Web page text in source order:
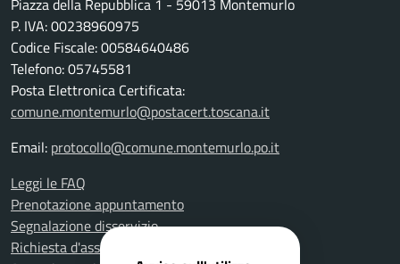
Piazza della Repubblica 1 - 59013 Montemurlo
P. IVA: 00238960975
Codice Fiscale: 00584640486
Telefono: 05745581
Posta Elettronica Certificata:
comune.montemurlo@postacert.toscana.it
Email: protocollo@comune.montemurlo.po.it
Leggi le FAQ
Prenotazione appuntamento
Segnalazione disservizio
Richiesta d'assistenza